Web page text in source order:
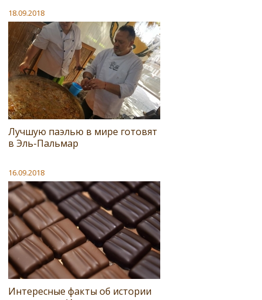
18.09.2018
Лучшую паэлью в мире готовят
в Эль-Пальмар
16.09.2018
Интересные факты об истории